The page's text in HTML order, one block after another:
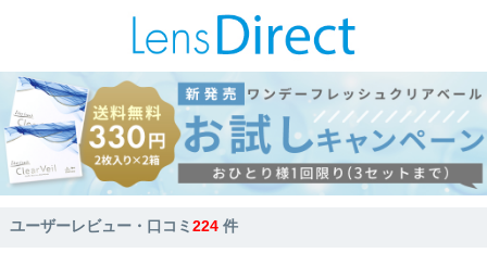
ユーザーレビュー・口コミ224 件